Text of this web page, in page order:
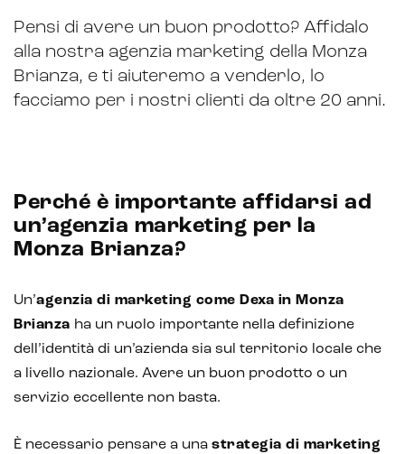
Marketing automation
Lead generation e nurturing
Customer segmentation
Pensi di avere un buon prodotto? Affidalo
alla nostra agenzia marketing della Monza
Brianza, e ti aiuteremo a venderlo, lo
facciamo per i nostri clienti da oltre 20 anni.
Perché è importante affidarsi ad
un’agenzia marketing per la
Monza Brianza?
Un’agenzia di marketing come Dexa in Monza
Brianza ha un ruolo importante nella definizione
dell’identità di un’azienda sia sul territorio locale che
a livello nazionale. Avere un buon prodotto o un
servizio eccellente non basta.
È necessario pensare a una strategia di marketing